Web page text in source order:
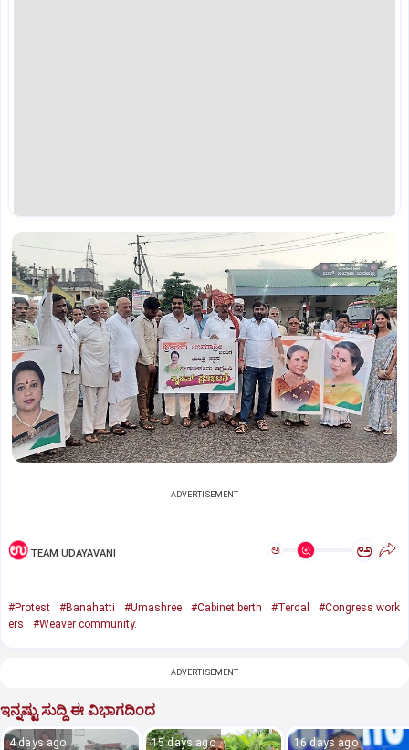
ADVERTISEMENT
TEAM UDAYAVANI ಅ ಅ
#Protest #Banahatti #Umashree #Cabinet berth #Terdal
#Congress work
ers
#Weaver community.
ADVERTISEMENT
ಇನ್ನಷ್ಟು ಸುದ್ದಿ ಈ ವಿಭಾಗದಿಂದ
4 days ago 15 days ago 16 days ago